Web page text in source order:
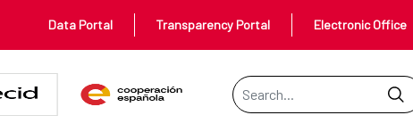
Data Portal Transparency Portal Electronic Office
Search Bar